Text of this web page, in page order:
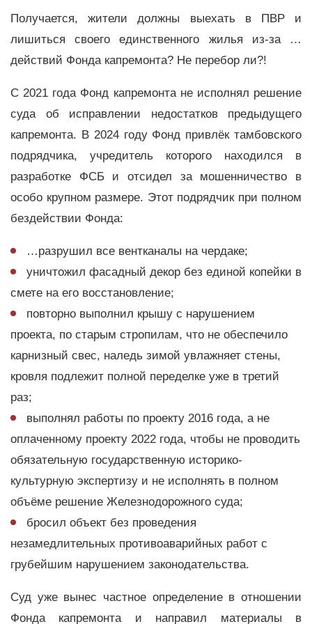
Получается, жители должны выехать в ПВР и
лишиться своего единственного жилья из-за …
действий Фонда капремонта? Не перебор ли?!
С 2021 года Фонд капремонта не исполнял решение
суда об исправлении недостатков предыдущего
капремонта. В 2024 году Фонд привлёк тамбовского
подрядчика, учредитель которого находился в
разработке ФСБ и отсидел за мошенничество в
особо крупном размере. Этот подрядчик при полном
бездействии Фонда:
…разрушил все вентканалы на чердаке;
уничтожил фасадный декор без единой копейки в
смете на его восстановление;
повторно выполнил крышу с нарушением
проекта, по старым стропилам, что не обеспечило
карнизный свес, наледь зимой увлажняет стены,
кровля подлежит полной переделке уже в третий
раз;
выполнял работы по проекту 2016 года, а не
оплаченному проекту 2022 года, чтобы не проводить
обязательную государственную историко-
культурную экспертизу и не исполнять в полном
объёме решение Железнодорожного суда;
бросил объект без проведения
незамедлительных противоаварийных работ с
грубейшим нарушением законодательства.
Суд уже вынес частное определение в отношении
Фонда капремонта и направил материалы в